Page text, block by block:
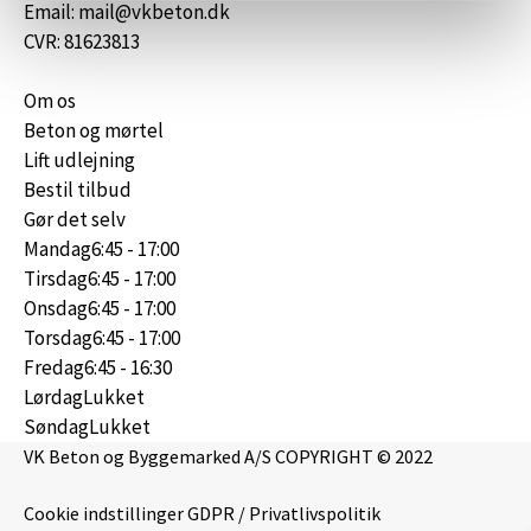
Email: mail@vkbeton.dk
CVR: 81623813
Om os
Beton og mørtel
Lift udlejning
Bestil tilbud
Gør det selv
Mandag6:45 - 17:00
Tirsdag6:45 - 17:00
Onsdag6:45 - 17:00
Torsdag6:45 - 17:00
Fredag6:45 - 16:30
LørdagLukket
SøndagLukket
VK Beton og Byggemarked A/S COPYRIGHT © 2022
Cookie indstillingerGDPR / Privatlivspolitik